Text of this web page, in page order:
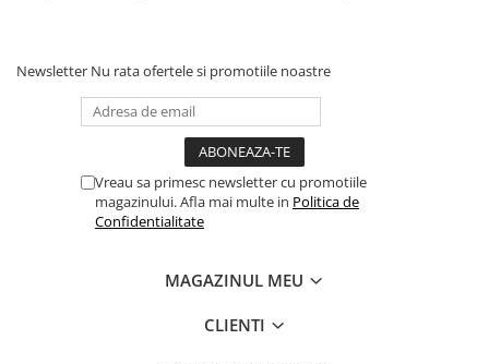
Newsletter Nu rata ofertele si promotiile noastre
Vreau sa primesc newsletter cu promotiile
magazinului. Afla mai multe in Politica de
Confidentialitate
MAGAZINUL MEU
CLIENTI